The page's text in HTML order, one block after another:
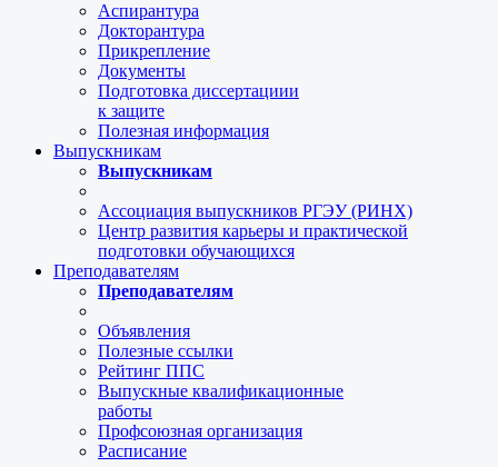
Аспирантура
Докторантура
Прикрепление
Документы
Подготовка диссертациии
к защите
Полезная информация
Выпускникам
Выпускникам
Ассоциация выпускников РГЭУ (РИНХ)
Центр развития карьеры и практической
подготовки обучающихся
Преподавателям
Преподавателям
Объявления
Полезные ссылки
Рейтинг ППС
Выпускные квалификационные
работы
Профсоюзная организация
Расписание